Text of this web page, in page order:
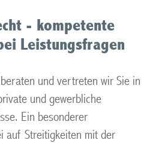
- kompetente
Leistungsfragen
und vertreten wir Sie in
und gewerbliche
Ein besonderer
auf Streitigkeiten mit der